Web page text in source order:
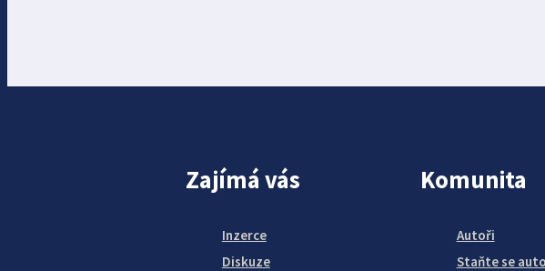
Zajímá vás
Inzerce
Diskuze
Komunita
Autoři
Staňte se